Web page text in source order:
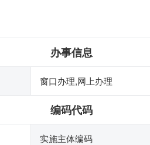
办事信息
窗口办理,网上办理
编码代码
实施主体编码